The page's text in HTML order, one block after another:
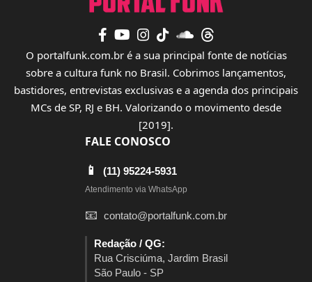
O portalfunk.com.br é a sua principal fonte de notícias
sobre a cultura funk no Brasil. Cobrimos lançamentos,
bastidores, entrevistas exclusivas e a agenda dos principais
MCs de SP, RJ e BH. Valorizando o movimento desde
[2019].
FALE CONOSCO
📱 (11) 95224-5931
Atendimento via WhatsApp
📧 contato@portalfunk.com.br
Redação / QG:
Rua Crisciúma, Jardim Brasil
São Paulo - SP